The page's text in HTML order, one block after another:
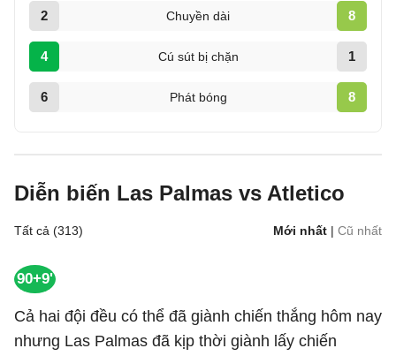
2 Chuyền dài 8
4 Cú sút bị chặn 1
6 Phát bóng 8
Diễn biến Las Palmas vs Atletico
Tất cả (313) Mới nhất | Cũ nhất
90+9'
Cả hai đội đều có thể đã giành chiến thắng hôm nay
nhưng Las Palmas đã kịp thời giành lấy chiến